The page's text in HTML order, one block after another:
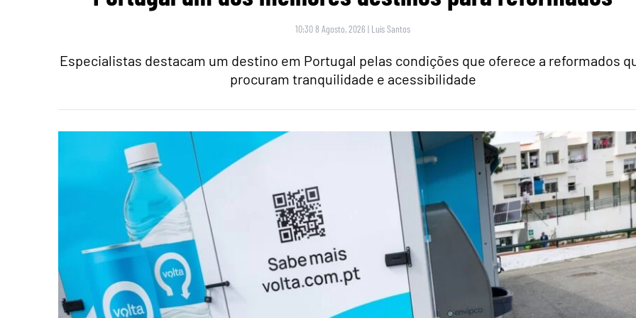
10:30 8 Agosto, 2026 | Luís Santos
Especialistas destacam um destino em Portugal pelas condições que oferece a reformados
procuram tranquilidade e acessibilidade